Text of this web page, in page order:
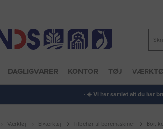
DAGLIGVARER KONTOR TØJ
· ☀️ Vi har samlet alt du har
Værktøj Elværktøj Tilbehør til boremaskiner Bor,